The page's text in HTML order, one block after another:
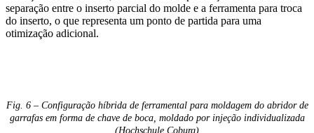
separação entre o inserto parcial do molde e a ferramenta para troca
do inserto, o que representa um ponto de partida para uma
otimização adicional.
Fig. 6 – Configuração híbrida de ferramental para moldagem do abridor de
garrafas em forma de chave de boca, moldado por injeção individualizada
(Hochschule Coburg)